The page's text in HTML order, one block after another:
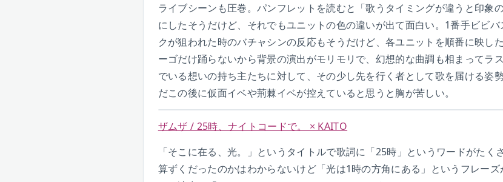
ライブシーンも圧巻。パンフレットを読むと「歌うタイミングが違うと印象
にしたそうだけど、それでもユニットの色の違いが出て面白い。1番手ビビ
クが狙われた時のバチャシンの反応もそうだけど、各ユニットを順番に映し
ーゴだけ踊らないから背景の演出がモリモリで、幻想的な曲調も相まってラ
でいる想いの持ち主たちに対して、その少し先を行く者として歌を届ける姿
だこの後に仮面イベや荊棘イベが控えていると思うと胸が苦しい。
ザムザ / 25時、ナイトコードで。 × KAITO
「そこに在る、光。」というタイトルで歌詞に「25時」というワードがた
算ずくだったのかはわからないけど「光は1時の方角にある」というフレー